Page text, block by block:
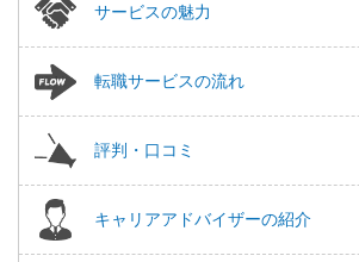
サービスの魅力
転職サービスの流れ
評判・口コミ
キャリアアドバイザーの紹介